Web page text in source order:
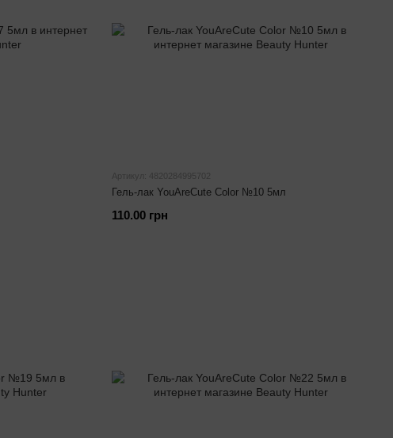
Артикул: 4820284995702
Гель-лак YouAreCute Color №10 5мл
110.00 грн